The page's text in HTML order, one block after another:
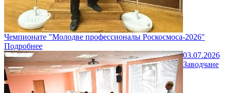
Чемпионате "Молодве профессионалы Роскосмоса-2026"
Подробнее
03.07.2026
Заводчане